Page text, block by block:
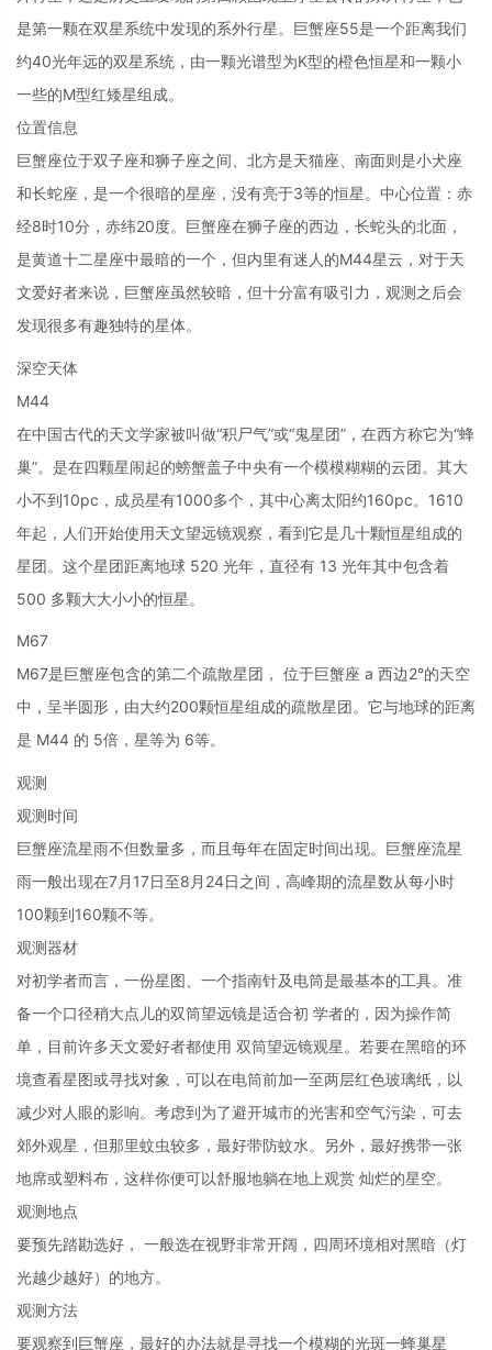
是第一颗在双星系统中发现的系外行星。巨蟹座55是一个距离我们
约40光年远的双星系统，由一颗光谱型为K型的橙色恒星和一颗小
一些的M型红矮星组成。
位置信息
巨蟹座位于双子座和狮子座之间、北方是天猫座、南面则是小犬座
和长蛇座，是一个很暗的星座，没有亮于3等的恒星。中心位置：赤
经8时10分，赤纬20度。巨蟹座在狮子座的西边，长蛇头的北面，
是黄道十二星座中最暗的一个，但内里有迷人的M44星云，对于天
文爱好者来说，巨蟹座虽然较暗，但十分富有吸引力，观测之后会
发现很多有趣独特的星体。
深空天体
M44
在中国古代的天文学家被叫做“积尸气”或“鬼星团”，在西方称它为“蜂
巢”。是在四颗星闹起的螃蟹盖子中央有一个模模糊糊的云团。其大
小不到10pc，成员星有1000多个，其中心离太阳约160pc。1610
年起，人们开始使用天文望远镜观察，看到它是几十颗恒星组成的
星团。这个星团距离地球 520 光年，直径有 13 光年其中包含着
500 多颗大大小小的恒星。
M67
M67是巨蟹座包含的第二个疏散星团， 位于巨蟹座 a 西边2°的天空
中，呈半圆形，由大约200颗恒星组成的疏散星团。它与地球的距离
是 M44 的 5倍，星等为 6等。
观测
观测时间
巨蟹座流星雨不但数量多，而且每年在固定时间出现。巨蟹座流星
雨一般出现在7月17日至8月24日之间，高峰期的流星数从每小时
100颗到160颗不等。
观测器材
对初学者而言，一份星图、一个指南针及电筒是最基本的工具。准
备一个口径稍大点儿的双筒望远镜是适合初 学者的，因为操作简
单，目前许多天文爱好者都使用 双筒望远镜观星。若要在黑暗的环
境查看星图或寻找对象，可以在电筒前加一至两层红色玻璃纸，以
减少对人眼的影响。考虑到为了避开城市的光害和空气污染，可去
郊外观星，但那里蚊虫较多，最好带防蚊水。另外，最好携带一张
地席或塑料布，这样你便可以舒服地躺在地上观赏 灿烂的星空。
观测地点
要预先踏勘选好， 一般选在视野非常开阔，四周环境相对黑暗（灯
光越少越好）的地方。
观测方法
要观察到巨蟹座，最好的办法就是寻找一个模糊的光斑一蜂巢星